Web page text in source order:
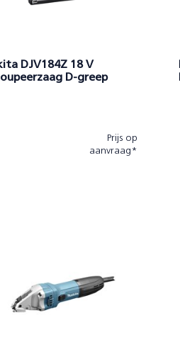
DJV184Z 18 V
D-greep
Prijs op
aanvraag*